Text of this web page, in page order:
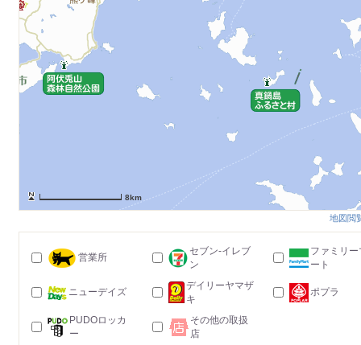
8km
地図閲
営業所
セブン-イレブ
ン
ファミリー
ート
ニューデイズ
デイリーヤマザ
キ
ポプラ
PUDOロッカ
ー
その他の取扱
店